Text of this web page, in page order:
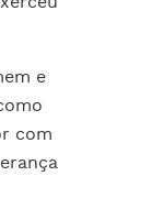
e
com